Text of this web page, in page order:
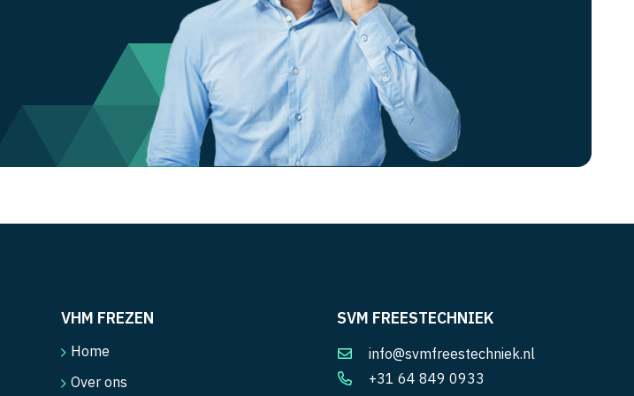
VHM FREZEN
Home
Over ons
SVM FREESTECHNIEK
info@svmfreestechniek.nl
+31 64 849 0933